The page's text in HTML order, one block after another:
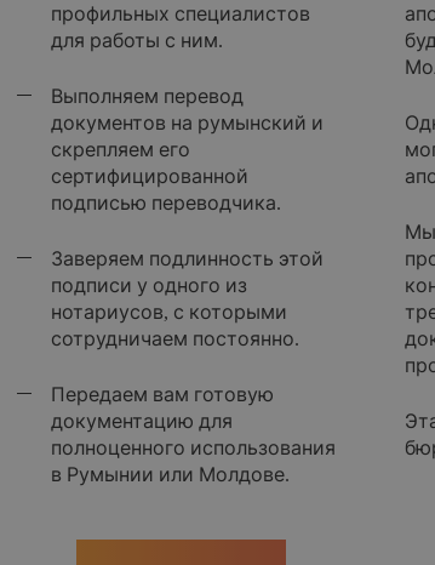
профильных специалистов
для работы с ним.
Выполняем перевод
документов на румынский и
скрепляем его
сертифицированной
подписью переводчика.
Заверяем подлинность этой
подписи у одного из
нотариусов, с которыми
сотрудничаем постоянно.
Передаем вам готовую
документацию для
полноценного использования
в Румынии или Молдове.
Мы